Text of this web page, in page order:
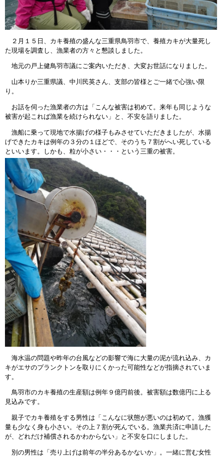
２月１５日、カキ養殖の盛んな三重県鳥羽市で、養殖カキが大量死し
た現場を調査し、漁業者の方々と懇談しました。
地元の戸上健鳥羽市議にご案内いただき、大変お世話になりました。
山本りか三重県議、中川民英さん、支部の皆様とご一緒で心強い限
り。
お話を伺った漁業者の方は「こんな被害は初めて。来年も同じような
被害が起これば漁業を続けられない」と、不安を語りました。
漁船に乗って現地で水揚げの様子もみさせていただきましたが、水揚
げできたカキは例年の３分の１ほどで、そのうち７割がへい死している
といいます。しかも、粒が小さい・・・という三重の被害。
海水温の問題や昨年の台風などの影響で海に大量の泥が流れ込み、カ
キがエサのプランクトンを取りにくかった可能性などが指摘されていま
す。
鳥羽市のカキ養殖の生産額は例年９億円前後。被害額は数億円に上る
見込みです。
親子でカキ養殖をする男性は「こんなに状態が悪いのは初めて。漁獲
量も少なく身も小さい。その上７割が死んでいる。漁業共済に申請した
が、どれだけ補償されるかわからない」と不安を口にしました。
別の男性は「売り上げは前年の半分あるかないか」。一緒に営む女性